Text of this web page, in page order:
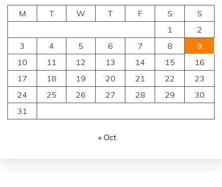
M
T W T F S
S
1
2
3
4 5 6 7 8
9
10
11 12 13 14 15
16
17
18 19 20 21 22
23
24
25 26 27 28 29
30
31
« Oct